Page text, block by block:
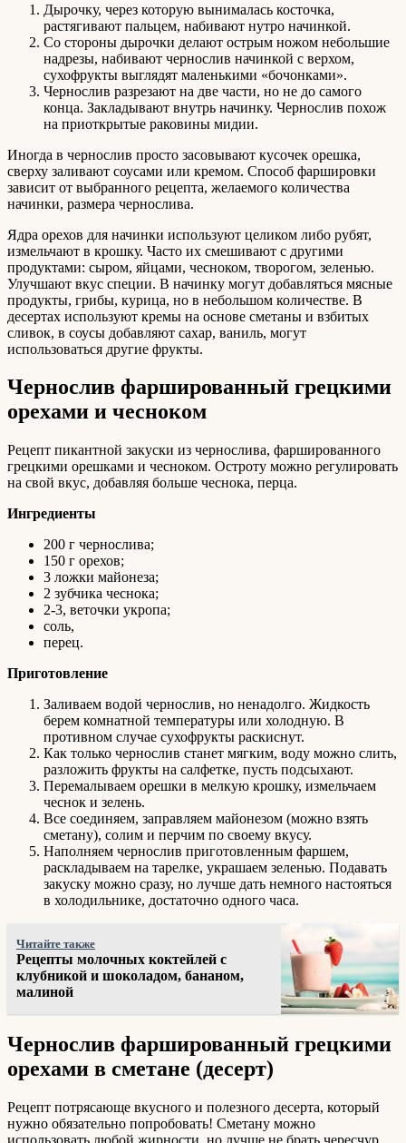
Дырочку, через которую вынималась косточка,
растягивают пальцем, набивают нутро начинкой.
Со стороны дырочки делают острым ножом небольшие
надрезы, набивают чернослив начинкой с верхом,
сухофрукты выглядят маленькими «бочонками».
Чернослив разрезают на две части, но не до самого
конца. Закладывают внутрь начинку. Чернослив похож
на приоткрытые раковины мидии.
Иногда в чернослив просто засовывают кусочек орешка,
сверху заливают соусами или кремом. Способ фаршировки
зависит от выбранного рецепта, желаемого количества
начинки, размера чернослива.
Ядра орехов для начинки используют целиком либо рубят,
измельчают в крошку. Часто их смешивают с другими
продуктами: сыром, яйцами, чесноком, творогом, зеленью.
Улучшают вкус специи. В начинку могут добавляться мясные
продукты, грибы, курица, но в небольшом количестве. В
десертах используют кремы на основе сметаны и взбитых
сливок, в соусы добавляют сахар, ваниль, могут
использоваться другие фрукты.
Чернослив фаршированный грецкими
орехами и чесноком
Рецепт пикантной закуски из чернослива, фаршированного
грецкими орешками и чесноком. Остроту можно регулировать
на свой вкус, добавляя больше чеснока, перца.
Ингредиенты
200 г чернослива;
150 г орехов;
3 ложки майонеза;
2 зубчика чеснока;
2-3, веточки укропа;
соль,
перец.
Приготовление
Заливаем водой чернослив, но ненадолго. Жидкость
берем комнатной температуры или холодную. В
противном случае сухофрукты раскиснут.
Как только чернослив станет мягким, воду можно слить,
разложить фрукты на салфетке, пусть подсыхают.
Перемалываем орешки в мелкую крошку, измельчаем
чеснок и зелень.
Все соединяем, заправляем майонезом (можно взять
сметану), солим и перчим по своему вкусу.
Наполняем чернослив приготовленным фаршем,
раскладываем на тарелке, украшаем зеленью. Подавать
закуску можно сразу, но лучше дать немного настояться
в холодильнике, достаточно одного часа.
Читайте также
Рецепты молочных коктейлей с
клубникой и шоколадом, бананом,
малиной
Чернослив фаршированный грецкими
орехами в сметане (десерт)
Рецепт потрясающе вкусного и полезного десерта, который
нужно обязательно попробовать! Сметану можно